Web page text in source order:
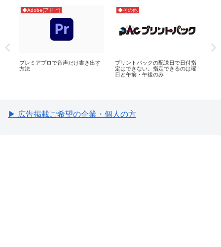
◆Adobe(アドビ)
プレミアプロで音声だけ書き出す
方法
◆その他
プリントパックの配送日で日付指
定はできない。指定できるのは曜
日と午前・午後のみ
▶ 広告掲載ご希望の企業・個人の方